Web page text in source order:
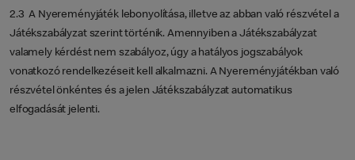
2.3 A Nyereményjáték lebonyolítása, illetve az abban való részvétel a
Játékszabályzat szerint történik. Amennyiben a Játékszabályzat
valamely kérdést nem szabályoz, úgy a hatályos jogszabályok
vonatkozó rendelkezéseit kell alkalmazni. A Nyereményjátékban való
részvétel önkéntes és a jelen Játékszabályzat automatikus
elfogadását jelenti.